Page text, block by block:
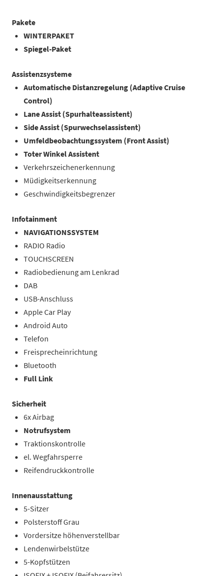
Pakete
WINTERPAKET
Spiegel-Paket
Assistenzsysteme
Automatische Distanzregelung (Adaptive Cruise
Control)
Lane Assist (Spurhalteassistent)
Side Assist (Spurwechselassistent)
Umfeldbeobachtungssystem (Front Assist)
Toter Winkel Assistent
Verkehrszeichenerkennung
Müdigkeitserkennung
Geschwindigkeitsbegrenzer
Infotainment
NAVIGATIONSSYSTEM
RADIO Radio
TOUCHSCREEN
Radiobedienung am Lenkrad
DAB
USB-Anschluss
Apple Car Play
Android Auto
Telefon
Freisprecheinrichtung
Bluetooth
Full Link
Sicherheit
6x Airbag
Notrufsystem
Traktionskontrolle
el. Wegfahrsperre
Reifendruckkontrolle
Innenausstattung
5-Sitzer
Polsterstoff Grau
Vordersitze höhenverstellbar
Lendenwirbelstütze
5-Kopfstützen